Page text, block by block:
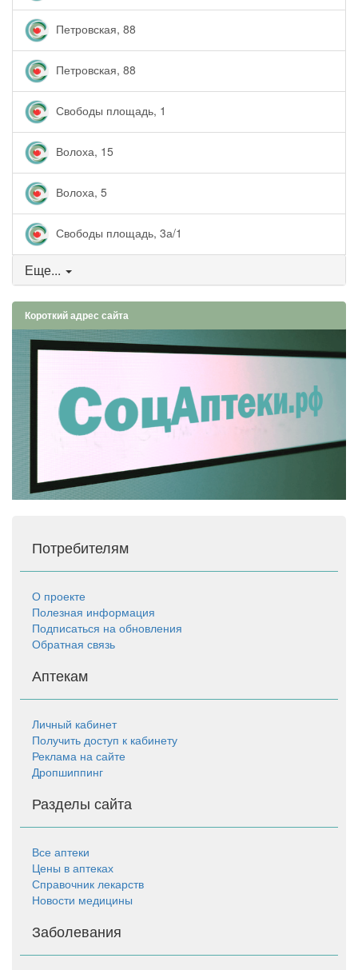
Петровская, 88
Петровская, 88
Свободы площадь, 1
Волоха, 15
Волоха, 5
Свободы площадь, 3а/1
Еще...
Короткий адрес сайта
Потребителям
О проекте
Полезная информация
Подписаться на обновления
Обратная связь
Аптекам
Личный кабинет
Получить доступ к кабинету
Реклама на сайте
Дропшиппинг
Разделы сайта
Все аптеки
Цены в аптеках
Справочник лекарств
Новости медицины
Заболевания